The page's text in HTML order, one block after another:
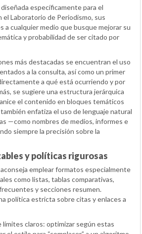
específicamente para el
Laboratorio de Periodismo, sus
a cualquier medio que busque mejorar su
y probabilidad de ser citado por
más destacadas se encuentran el uso
a la consulta, así como un primer
a qué está ocurriendo y por
se sugiere una estructura jerárquica
el contenido en bloques temáticos
enfatiza el uso de lenguaje natural
—como nombres de medios, informes e
siempre la precisión sobre la
y políticas rigurosas
emplear formatos especialmente
como listas, tablas comparativas,
y secciones resumen.
política estricta sobre citas y enlaces a
límites claros: optimizar según estas